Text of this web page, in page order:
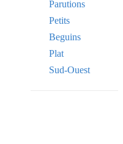
Parutions
Petits
Beguins
Plat
Sud-Ouest